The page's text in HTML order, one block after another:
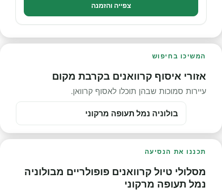
צפייה והזמנה
המשיכו בחיפוש
אזורי איסוף קרוואנים בקרבת מקום
עיירות סמוכות שבהן תוכלו לאסוף קרוואן.
בולוניה נמל תעופה מרקוני
תכננו את הנסיעה
מסלולי טיול קרוואנים פופולריים מבולוניה
נמל תעופה מרקוני